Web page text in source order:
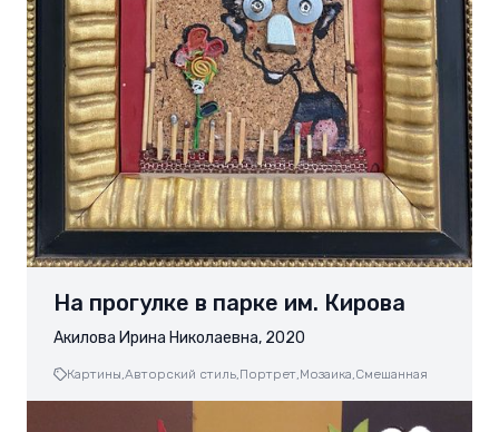
На прогулке в парке им. Кирова
Акилова Ирина Николаевна, 2020
Картины,Авторский стиль,Портрет,Мозаика,Смешанная